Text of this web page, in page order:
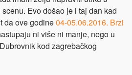
Evo došao je i taj dan kad
da ove godine04-05.06.2016. Brzi
ni više ni manje, nego u
kod zagrebačkog